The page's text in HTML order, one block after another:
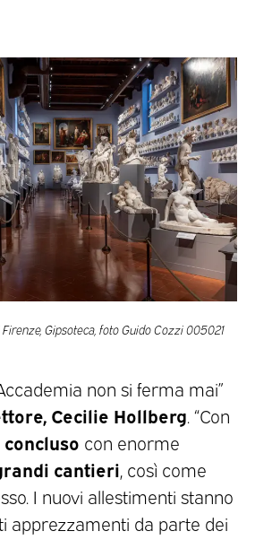
Gipsoteca, foto Guido Cozzi 005021
non si ferma mai”
Cecilie Hollberg . “Con
concluso con enorme
cantieri , così come
I nuovi allestimenti stanno
apprezzamenti da parte dei